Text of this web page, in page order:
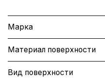
Марка
Материал поверхности
Вид поверхности